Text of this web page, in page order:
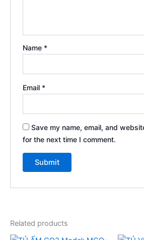
Name *
Email *
Save my name, email, and
for the next time I comment.
Related products